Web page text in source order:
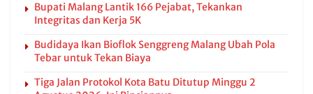
Bupati Malang Lantik 166 Pejabat, Tekankan
Integritas dan Kerja 5K
Budidaya Ikan Bioflok Senggreng Malang Ubah Pola
Tebar untuk Tekan Biaya
Tiga Jalan Protokol Kota Batu Ditutup Minggu 2